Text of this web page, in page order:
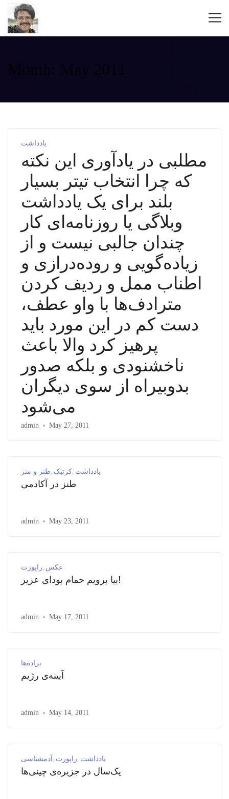
Month: May 2011
یادداشت
مطلبی در یادآوری این نکته
که چرا انتخاب تیتر بسیار
بلند برای یک یادداشت
وبلاگی یا روزنامه‌ای کار
چندان جالبی نیست و از
زیاده‌گویی و روده‌درازی و
اطناب ممل و ردیف کردن
مترادف‌ها با واو عطف،
دست کم در این مورد باید
پرهیز کرد والا باعث
ناخشنودی و بلکه صدور
بدوبیراه از سوی دیگران
می‌شود
admin May 27, 2011
طنز و منز کرتیک یادداشت
طنز در آکادمی
admin May 23, 2011
راپورت عکس
بیا برویم حمام بودای عزیز!
admin May 17, 2011
براده‌ها
آیینه‌ی رژیم
admin May 14, 2011
آدمشناسی راپورت یادداشت
یک‌سال در جزیره‌ی چینی‌ها